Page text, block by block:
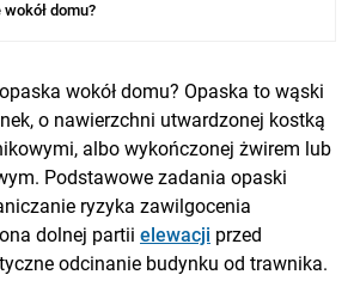
domu?
wokół domu? Opaska to wąski
o nawierzchni utwardzonej kostką
albo wykończonej żwirem lub
Podstawowe zadania opaski
ryzyka zawilgocenia
dolnej partii elewacji przed
odcinanie budynku od trawnika.